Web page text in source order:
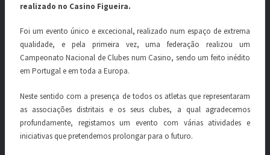
realizado no Casino Figueira.
Foi um evento único e excecional, realizado num espaço de extrema
qualidade, e pela primeira vez, uma federação realizou um
Campeonato Nacional de Clubes num Casino, sendo um feito inédito
em Portugal e em toda a Europa.
Neste sentido com a presença de todos os atletas que representaram
as associações distritais e os seus clubes, a qual agradecemos
profundamente, registamos um evento com várias atividades e
iniciativas que pretendemos prolongar para o futuro.